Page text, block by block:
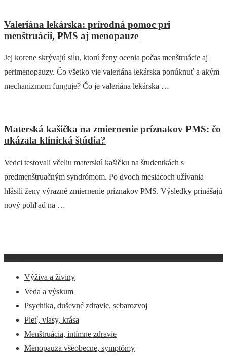
Valeriána lekárska: prírodná pomoc pri
menštruácii, PMS aj menopauze
Jej korene skrývajú silu, ktorú ženy ocenia počas menštruácie aj
perimenopauzy. Čo všetko vie valeriána lekárska ponúknuť a akým
mechanizmom funguje? Čo je valeriána lekárska …
Materská kašička na zmiernenie príznakov PMS: čo
ukázala klinická štúdia?
Vedci testovali včeliu materskú kašičku na študentkách s
predmenštruačným syndrómom. Po dvoch mesiacoch užívania
hlásili ženy výrazné zmiernenie príznakov PMS. Výsledky prinášajú
nový pohľad na …
Výživa a živiny
Veda a výskum
Psychika, duševné zdravie, sebarozvoj
Pleť, vlasy, krása
Menštruácia, intímne zdravie
Menopauza všeobecne, symptómy